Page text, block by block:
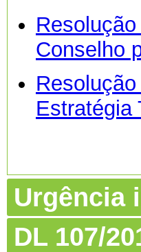
Conselho
Estratégia
Urgência
DL 107/